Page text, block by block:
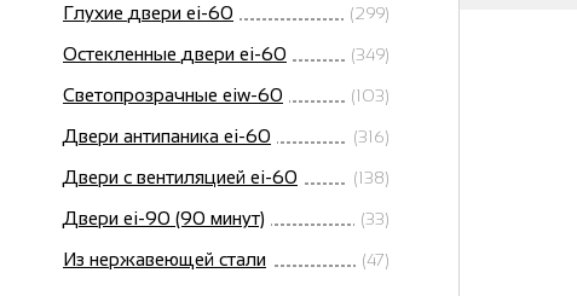
Глухие двери ei-60 (299)
Остекленные двери ei-60 (349)
Светопрозрачные eiw-60 (103)
Двери антипаника ei-60 (316)
Двери с вентиляцией ei-60 (138)
Двери ei-90 (90 минут) (33)
Из нержавеющей стали (47)